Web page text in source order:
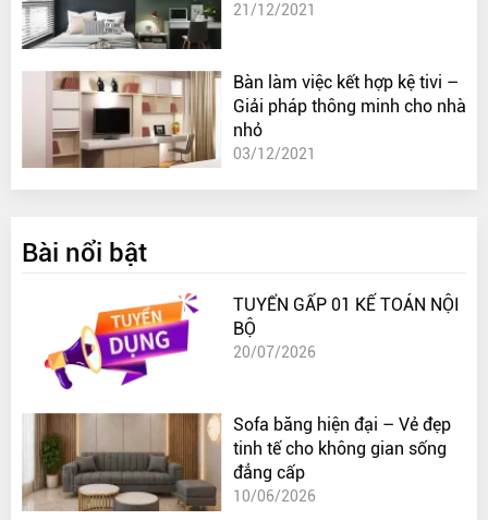
21/12/2021
Bàn làm việc kết hợp kệ tivi –
Giải pháp thông minh cho nhà
nhỏ
03/12/2021
Bài nổi bật
TUYỂN GẤP 01 KẾ TOÁN NỘI
BỘ
20/07/2026
Sofa băng hiện đại – Vẻ đẹp
tinh tế cho không gian sống
đẳng cấp
10/06/2026